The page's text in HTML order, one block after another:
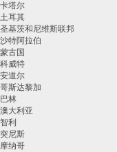
卡塔尔
土耳其
圣基茨和尼维斯联邦
沙特阿拉伯
蒙古国
科威特
安道尔
哥斯达黎加
巴林
澳大利亚
智利
突尼斯
摩纳哥